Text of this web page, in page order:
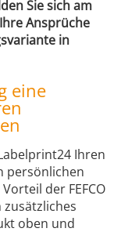
Sie sich am
Ansprüche
in
eine
Ihren
persönlichen
der FEFCO
zusätzliches
oben und